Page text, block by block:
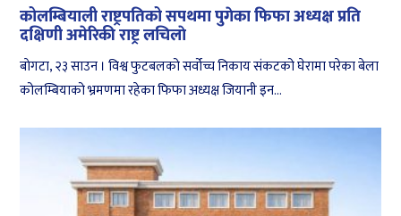
कोलम्बियाली राष्ट्रपतिको सपथमा पुगेका फिफा अध्यक्ष प्रति
दक्षिणी अमेरिकी राष्ट्र लचिलाे
बाेगटा, २३ साउन । विश्व फुटबलको सर्वोच्च निकाय संकटको घेरामा परेका बेला
कोलम्बियाको भ्रमणमा रहेका फिफा अध्यक्ष जियानी इन...